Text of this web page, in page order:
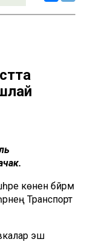
көнен бәйрәм
Транспорт
эш